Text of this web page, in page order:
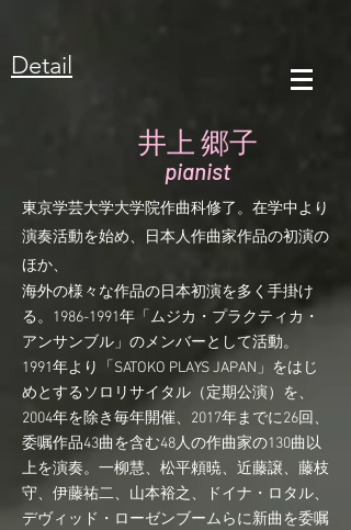
Detail
井上 郷子
pianist
東京学芸大学大学院作曲科修了。在学中より
演奏活動を始め、日本人作曲家作品の初演の
ほか、
海外の様々な作品の日本初演を多く手掛け
る。1986-1991年「ムジカ・プラクティカ・
アンサンブル」のメンバーとして活動。
1991年より「SATOKO PLAYS JAPAN」をはじ
めとするソロリサイタル（定期公演）を、
2004年を除き毎年開催、2017年までに26回、
委嘱作品43曲を含む48人の作曲家の130曲以
上を演奏。一柳慧、松平頼暁、近藤譲、藤枝
守、伊藤祐二、山本裕之、ドイナ・ロタル、
デヴィッド・ローゼンブームらに新曲を委嘱